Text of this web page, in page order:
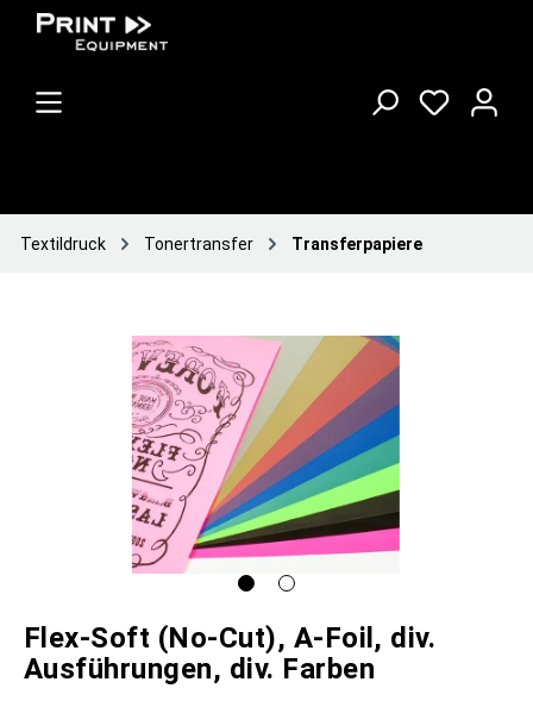
Textildruck Tonertransfer Transferpapiere
Flex-Soft (No-Cut), A-Foil, div.
Ausführungen, div. Farben